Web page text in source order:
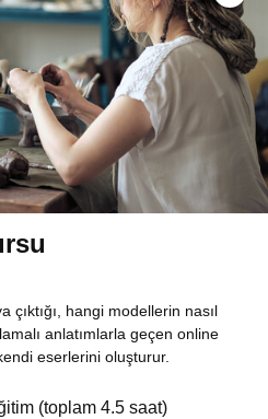
çıktığı, hangi modellerin nasıl
anlatımlarla geçen online
eserlerini oluşturur.
(toplam 4.5 saat)